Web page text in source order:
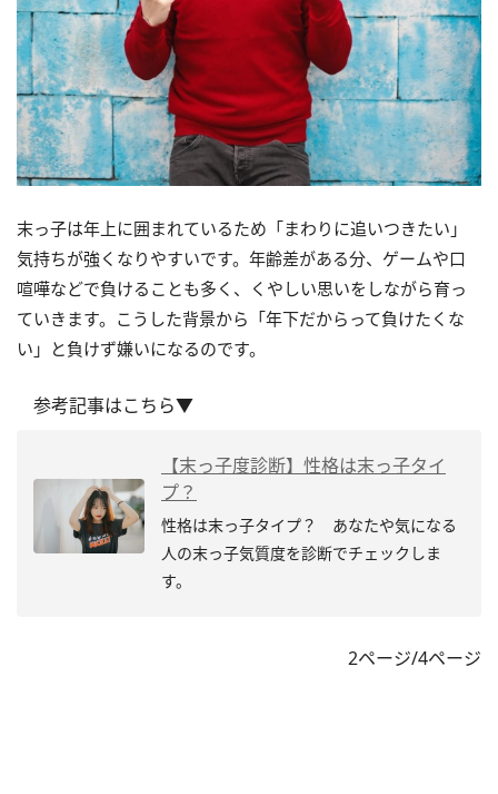
末っ子は年上に囲まれているため「まわりに追いつきたい」
気持ちが強くなりやすいです。年齢差がある分、ゲームや口
喧嘩などで負けることも多く、くやしい思いをしながら育っ
ていきます。こうした背景から「年下だからって負けたくな
い」と負けず嫌いになるのです。
参考記事はこちら▼
【末っ子度診断】性格は末っ子タイ
プ？
性格は末っ子タイプ？ あなたや気になる
人の末っ子気質度を診断でチェックしま
す。
2ページ/4ページ